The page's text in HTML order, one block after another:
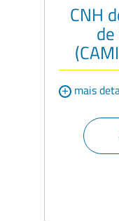
CNH
+ mais